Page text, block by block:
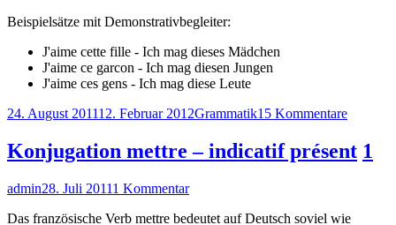
Beispielsätze mit Demonstrativbegleiter:
J'aime cette fille - Ich mag dieses Mädchen
J'aime ce garcon - Ich mag diesen Jungen
J'aime ces gens - Ich mag diese Leute
Veröffentlicht
24. August 201112. Februar 2012Kategorien
Grammatik15 Kommentarezu
ce/cet/
Konjugation mettre – indicatif présent 1
Autor
adminVeröffentlicht
28. Juli 20111 Kommentarzu
mettre
Das französische Verb mettre bedeutet auf Deutsch soviel wie